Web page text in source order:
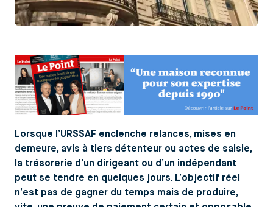
Lorsque l’URSSAF enclenche relances, mises en
demeure, avis à tiers détenteur ou actes de saisie,
la trésorerie d’un dirigeant ou d’un indépendant
peut se tendre en quelques jours. L’objectif réel
n’est pas de gagner du temps mais de produire,